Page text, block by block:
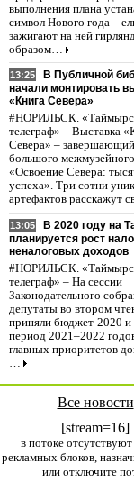
выполнения плана
символ Нового года –
зажигают на ней
образом…
13:25
В Публичной
начали монтировать
«Книга Севера»
#НОРИЛЬСК.
телеграф» – Выставка
Севера» –
большого
«Освоение Севера:
успеха». Три сотни
артефактов расскажут
13:05
В 2020 году на
планируется рост
неналоговых доходов
#НОРИЛЬСК.
телеграф» – На сессии
Законодательного
депутаты во втором
приняли бюджет-2020 и
период 2021–2022
главных приоритетов
…
Все новости
[stream=16]
в потоке
рекламных блоков,
или отключите